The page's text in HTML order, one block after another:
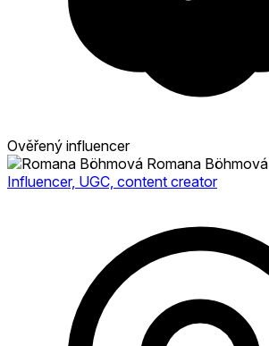
Ověřený influencer
Romana Böhmová
Influencer, UGC, content creator